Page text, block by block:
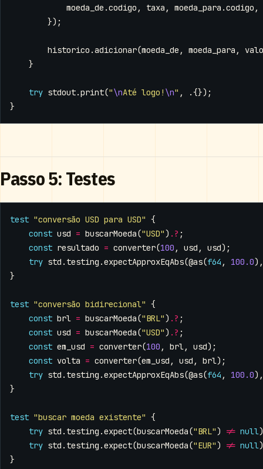
moeda_de .codigo , taxa , moeda_para .codigo ,
});
historico .adicionar(moeda_de , moeda_para ,
}
try stdout.print("\nAté logo! \n" ,
.{});
}
Passo 5: Testes
test "conversão USD para USD" {
const usd = buscarMoeda("USD"). ? ;
const resultado = converter(100 , usd , usd);
try std . testing .expectApproxEqAbs(@as(f64 , 100.0),
}
test "conversão bidirecional" {
const brl = buscarMoeda("BRL"). ? ;
const usd = buscarMoeda("USD"). ? ;
const em_usd = converter(100 , brl, usd);
const volta = converter(em_usd , usd , brl);
try std . testing .expectApproxEqAbs(@as(f64 , 100.0),
}
test "buscar moeda existente" {
try std . testing .expect(buscarMoeda("BRL") != null
try std . testing .expect(buscarMoeda("EUR") != null
}